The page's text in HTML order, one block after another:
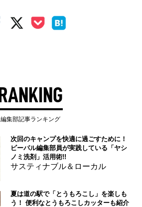
RANKING
編集部記事ランキング
次回のキャンプを快適に過ごすために！
ビーパル編集部員が実践している「ヤシ
ノミ洗剤」活用術!!
サスティナブル＆ローカル
夏は道の駅で「とうもろこし」を楽しも
う！ 便利なとうもろこしカッターも紹介